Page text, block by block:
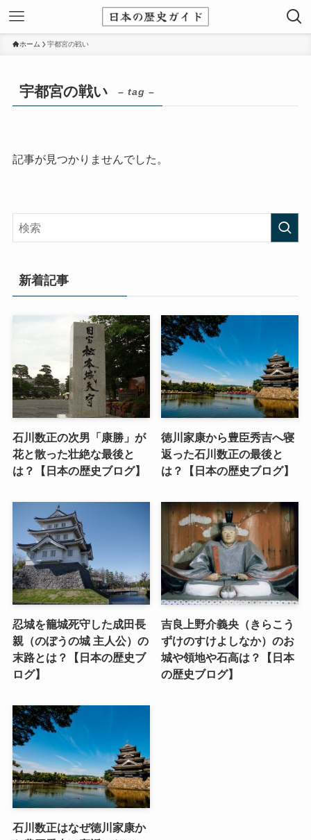
ホーム 宇都宮の戦い
宇都宮の戦い – tag –
記事が見つかりませんでした。
新着記事
石川数正の次男「康勝」が
花と散った壮絶な最後と
は？【日本の歴史ブログ】
徳川家康から豊臣秀吉へ寝
返った石川数正の最後と
は？【日本の歴史ブログ】
忍城を籠城死守した成田長
親（のぼうの城 主人公）の
末路とは？【日本の歴史ブ
ログ】
吉良上野介義央（きらこう
ずけのすけよしなか）のお
城や領地や石高は？【日本
の歴史ブログ】
石川数正はなぜ徳川家康か